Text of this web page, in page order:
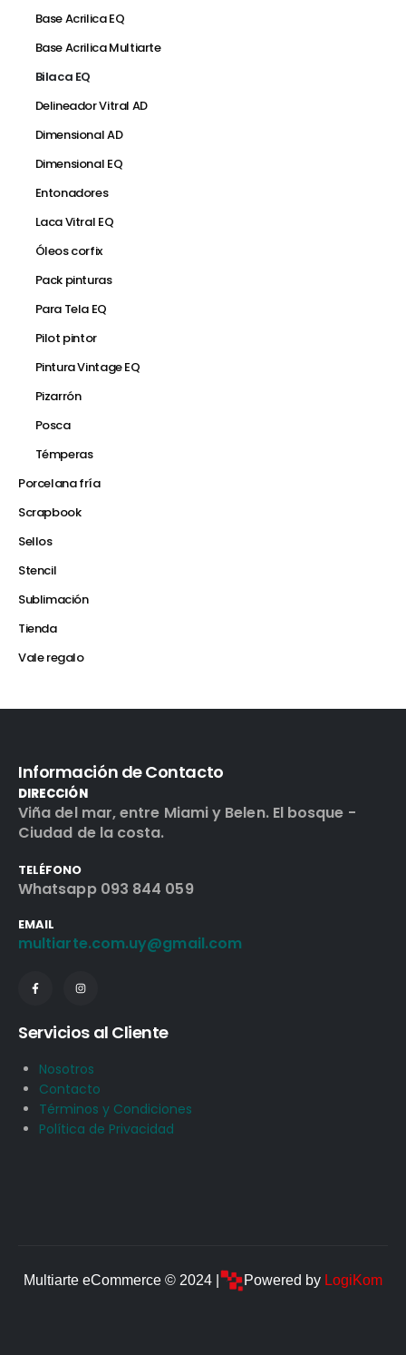
Base Acrilica EQ
Base Acrilica Multiarte
Bilaca EQ
Delineador Vitral AD
Dimensional AD
Dimensional EQ
Entonadores
Laca Vitral EQ
Óleos corfix
Pack pinturas
Para Tela EQ
Pilot pintor
Pintura Vintage EQ
Pizarrón
Posca
Témperas
Porcelana fría
Scrapbook
Sellos
Stencil
Sublimación
Tienda
Vale regalo
Información de Contacto
DIRECCIÓN
Viña del mar, entre Miami y Belen. El bosque -
Ciudad de la costa.
TELÉFONO
Whatsapp 093 844 059
EMAIL
multiarte.com.uy@gmail.com
Servicios al Cliente
Nosotros
Contacto
Términos y Condiciones
Política de Privacidad
Multiarte eCommerce © 2024 | Powered by LogiKom